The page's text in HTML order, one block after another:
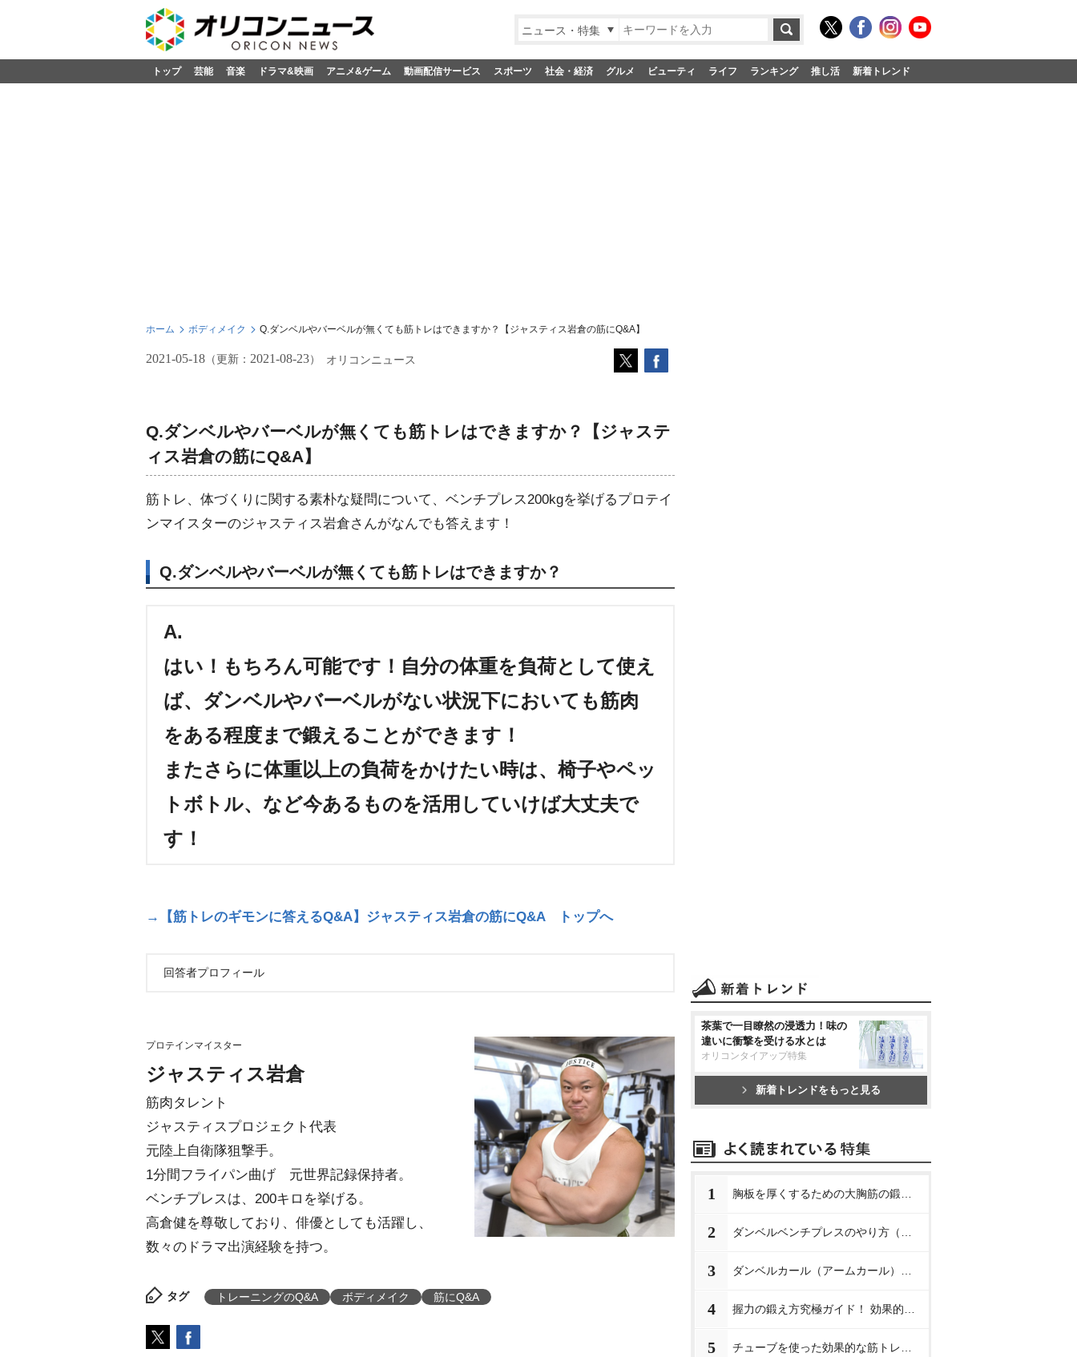
ニュース・特集
トップ 芸能 音楽 ドラマ&映画 アニメ&ゲーム 動画配信サービス スポーツ 社会・経済 グルメ ビューティ ライフ ランキング 推し活 新着トレンド
ホーム ボディメイク Q.ダンベルやバーベルが無くても筋トレはできますか？【ジャスティス岩倉の筋にQ&A】
2021-05-18 （更新： 2021-08-23） オリコンニュース
Q.ダンベルやバーベルが無くても筋トレはできますか？【ジャステ
ィス岩倉の筋にQ&A】
筋トレ、体づくりに関する素朴な疑問について、ベンチプレス200kgを挙げるプロテイ
ンマイスターのジャスティス岩倉さんがなんでも答えます！
Q.ダンベルやバーベルが無くても筋トレはできますか？
A.
はい！もちろん可能です！自分の体重を負荷として使え
ば、ダンベルやバーベルがない状況下においても筋肉
をある程度まで鍛えることができます！
またさらに体重以上の負荷をかけたい時は、椅子やペッ
トボトル、など今あるものを活用していけば大丈夫で
す！
→【筋トレのギモンに答えるQ&A】ジャスティス岩倉の筋にQ&A トップへ
回答者プロフィール
プロテインマイスター
ジャスティス岩倉
筋肉タレント
ジャスティスプロジェクト代表
元陸上自衛隊狙撃手。
1分間フライパン曲げ 元世界記録保持者。
ベンチプレスは、200キロを挙げる。
高倉健を尊敬しており、俳優としても活躍し、
数々のドラマ出演経験を持つ。
タグ トレーニングのQ&A ボディメイク 筋にQ&A
茶葉で一目瞭然の浸透力！味の
違いに衝撃を受ける水とは
オリコンタイアップ特集
新着トレンドをもっと見る
1
2
3
4
5